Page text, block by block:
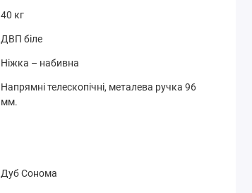
40 кг
ДВП біле
Ніжка – набивна
Напрямні телескопічні, металева ручка 96
мм.
Дуб Сонома